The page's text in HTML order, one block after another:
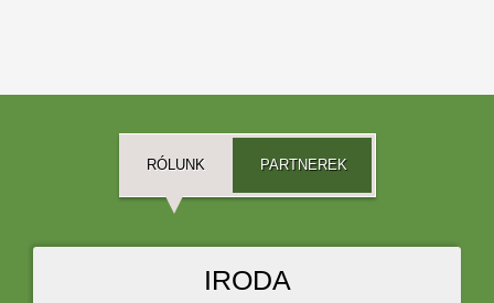
RÓLUNK PARTNEREK
IRODA